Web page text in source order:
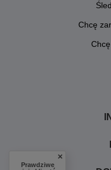
Chcę
Prawdziwe